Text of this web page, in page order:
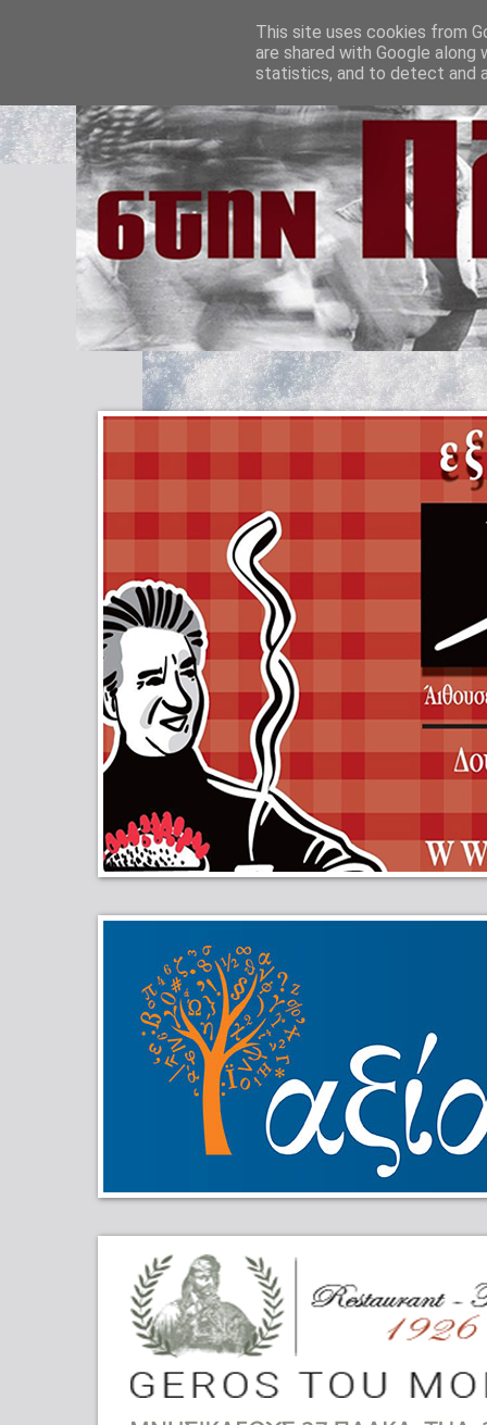
This site uses cookies from
are shared with Google
statistics, and to detect and